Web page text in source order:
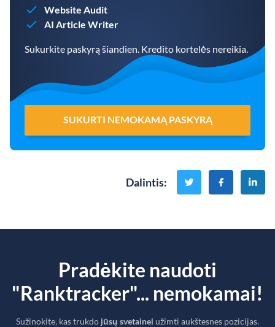
Website Audit
AI Article Writer
Sukurkite paskyrą šiandien. Kredito kortelės nereikia.
SUKURTI NEMOKAMĄ PASKYRĄ
Dalintis:
Pradėkite naudoti
"Ranktracker"... nemokamai!
Sužinokite, kas trukdo jūsų svetainei užimti aukštesnes pozicijas.